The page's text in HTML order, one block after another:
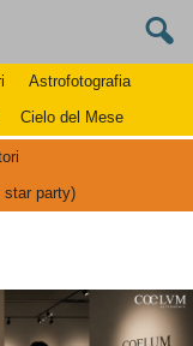
Astrofotografia
Cielo del Mese
star party)